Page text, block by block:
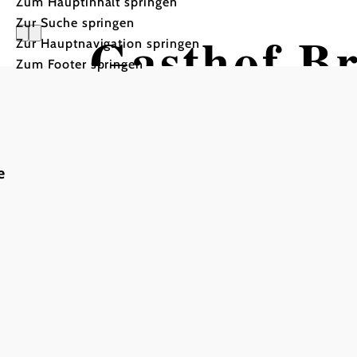
Zur Suche springen
Zur Hauptnavigation springen
Zum Footer springenGasthof